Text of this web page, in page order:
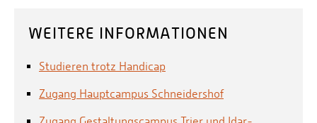
WEITERE INFORMATIONEN
Studieren trotz Handicap
Zugang Hauptcampus Schneidershof